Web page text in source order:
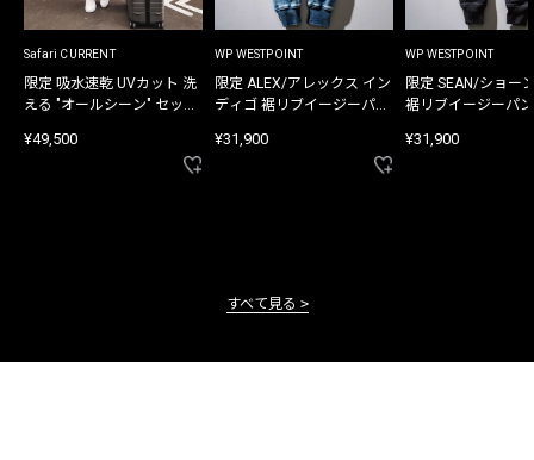
Safari CURRENT
限定 吸水速乾 UVカット 洗
える "オールシーン" セット
¥49,500
WP WESTPOINT
限定 ALEX/アレックス イン
ディゴ 裾リブイージーパン
¥31,900
WP WESTPOINT
限定 SEAN/ショー
裾リブイージーパ
¥31,900
すべて見る